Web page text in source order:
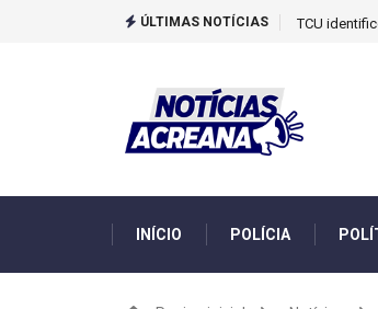
ÚLTIMAS NOTÍCIAS TCU
INÍCIO POLÍCIA